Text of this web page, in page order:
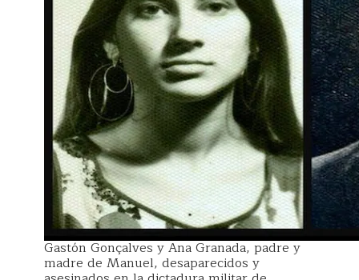
Gastón Gonçalves y Ana Granada, padre y
madre de Manuel, desaparecidos y